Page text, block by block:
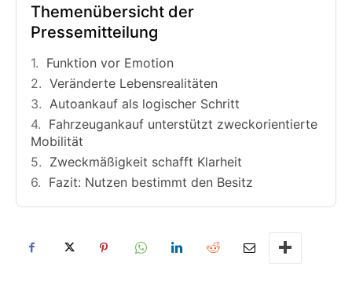
Themenübersicht der
Pressemitteilung
Funktion vor Emotion
Veränderte Lebensrealitäten
Autoankauf als logischer Schritt
Fahrzeugankauf unterstützt zweckorientierte
Mobilität
Zweckmäßigkeit schafft Klarheit
Fazit: Nutzen bestimmt den Besitz